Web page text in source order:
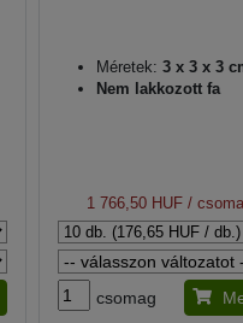
Méretek: 3 x 3 x 3
Nem lakkozott fa
1 766,50 HUF /
csomag